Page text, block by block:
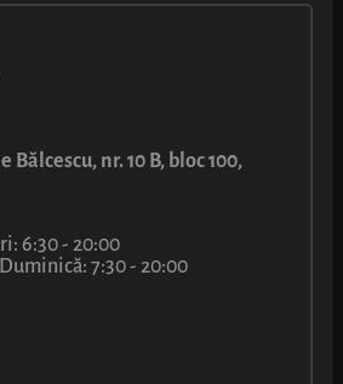
Bălcescu, nr. 10 B, bloc 100,
6:30 - 20:00
7:30 - 20:00